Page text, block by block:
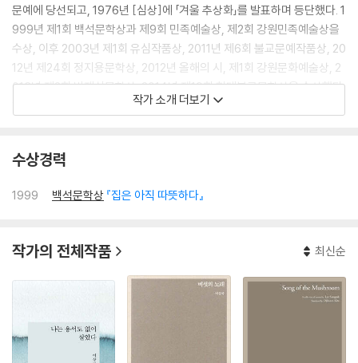
문예에 당선되고, 1976년 [심상]에 「겨울 추상화」를 발표하며 등단했다. 1
999년 제1회 백석문학상과 제9회 민족예술상, 제2회 강원민족예술상을
수상, 이후 2003년 제1회 유심작품상, 2011년 제6회 불교문예작품상, 20
12년 제24회 정지용문학상, 2012년 올해의 시, 제1회 강원문화예술상, 2
013년 제2회 박재삼문학상, 2014년 제19회 현대불교문학상을 수상했다.
한국작가회의 부이사장, 강원민예총, 강원작가회의 지회장, 만해마을 운
시집으로 『동해별곡』, 『내일로 가는 소』, 『우리는 읍으로 간다』, 『집은 아
다』, 『저물어도 돌아갈 줄 모르는 사람』 등이 있으며 그 밖에 시선집 『국수
래』, 문학자전 『국수』, 동시집 『땅콩은 방이 두 개다』 등이 있다.
작가 소개 더보기
수상경력
1999 백석문학상 『집은 아직 따뜻하다』
작가의 전체작품 최신순